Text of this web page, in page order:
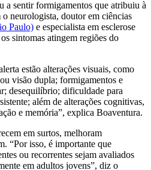
a sentir formigamentos que atribuiu à
neurologista, doutor em ciências
Paulo) e especialista em esclerose
sintomas atingem regiões do
estão alterações visuais, como
visão dupla; formigamentos e
desequilíbrio; dificuldade para
além de alterações cognitivas,
e memória”, explica Boaventura.
em surtos, melhoram
“Por isso, é importante que
ou recorrentes sejam avaliados
em adultos jovens”, diz o